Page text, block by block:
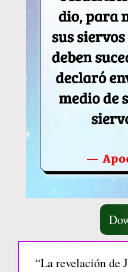
“La revelación de